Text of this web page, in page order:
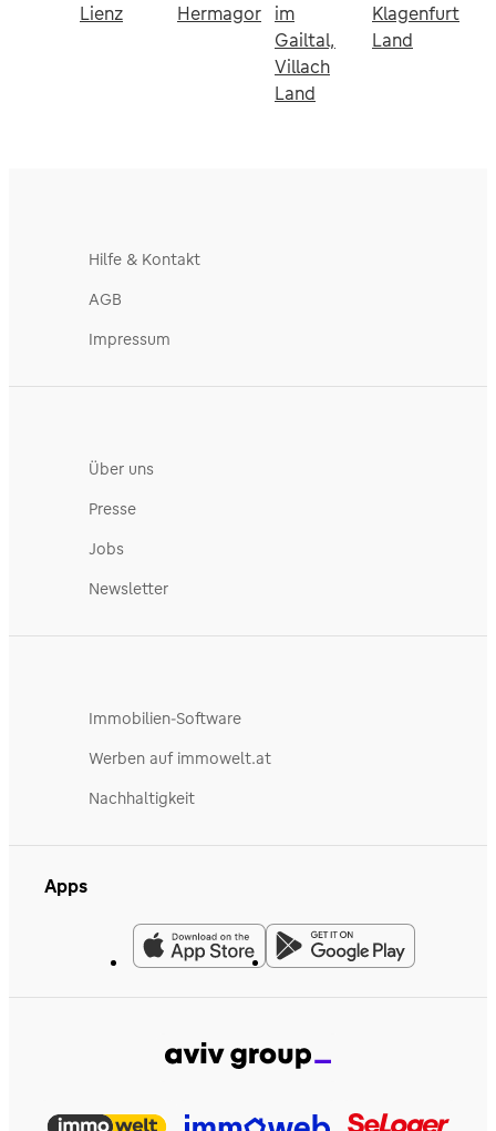
Lienz
Hermagor
im
Gailtal,
Villach
Land
Klagenfurt
Land
Hilfe & Kontakt
AGB
Impressum
Über uns
Presse
Jobs
Newsletter
Immobilien-Software
Werben auf immowelt.at
Nachhaltigkeit
Apps